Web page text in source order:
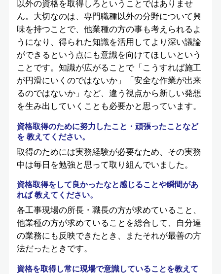
以外の資格を取得しろということではありませ
ん。大切なのは、専門職種以外の分野について興
味を持つことで、他業種の方の事も考えられるよ
うになり、得られた知識を活用してより深い議論
ができるという点にも意識を向けてほしいという
ことです。知識が広がることで「こうすれば施工
が円滑にいくのではないか」「安全な作業が出来
るのではないか」など、違う視点から新しい発想
を生み出していくことも必要かと思っています。
資格取得のために努力したこと・頑張ったことなど
を 教えてください。
取得のためには実務経験が必要なため、その実務
中は毎日を勉強と思って取り組んでいました。
資格取得をして良かったなと感じることや瞬間があ
れば 教えてください。
各工事現場の所長・職長の方が求めていること、
他業種の方が求めていることを総合して、自分達
の業務にも反映できたとき、またそれが最善の方
法だったときです。
資格を取得し常に現場で意識していることを教えて